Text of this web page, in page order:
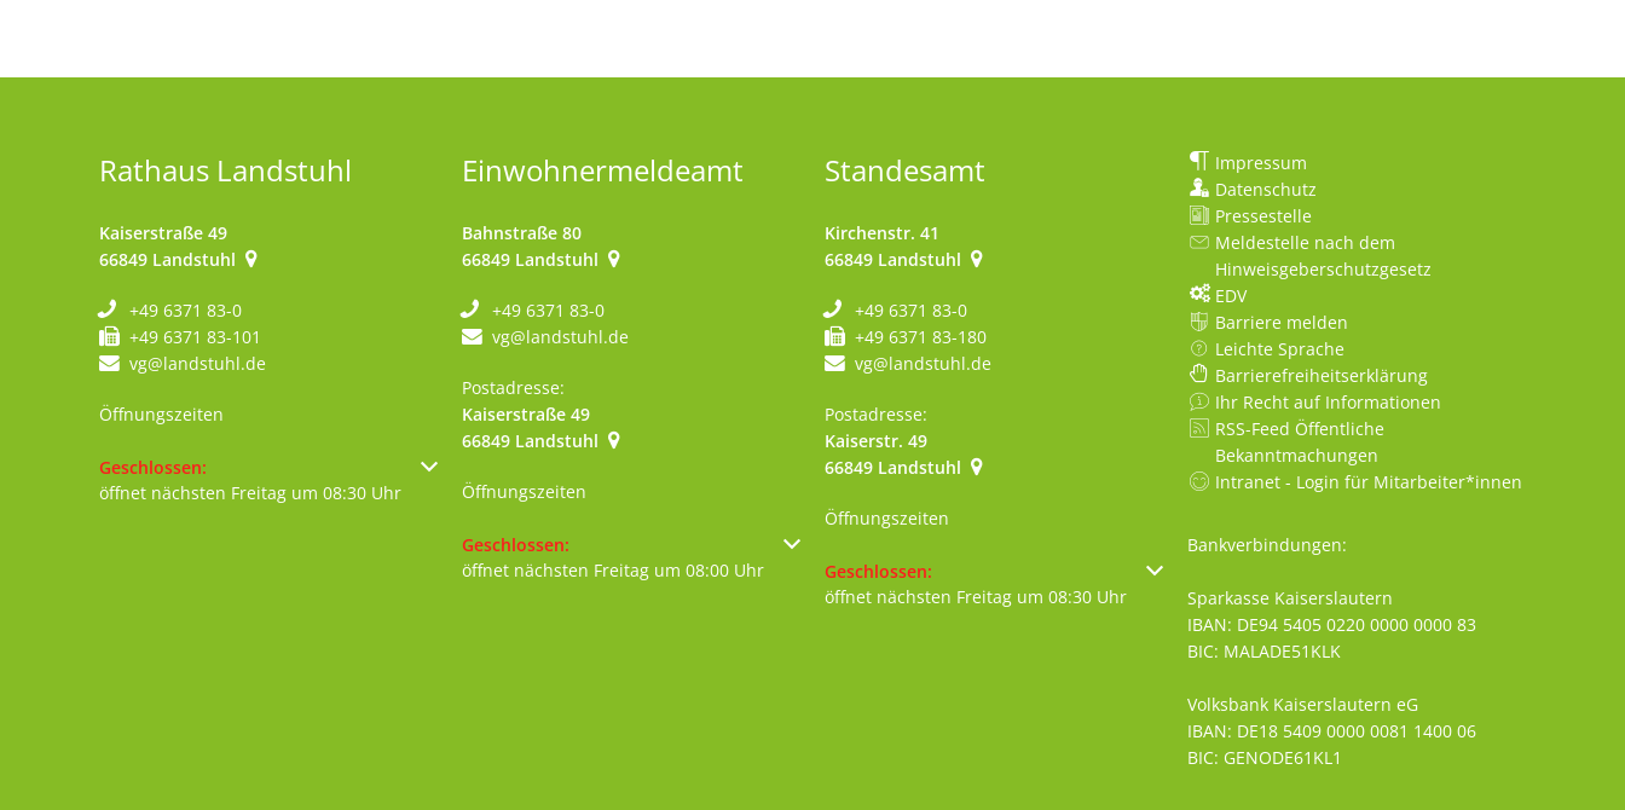
Rathaus Landstuhl
Kaiserstraße 49
66849 Landstuhl
+49 6371 83-0
+49 6371 83-101
vg@landstuhl.de
Öffnungszeiten
Klicken, um weitere Öffnungs- oder Schließzeiten auszublenden
Geschlossen:
öffnet nächsten Freitag um 08:30 Uhr
Einwohnermeldeamt
Bahnstraße 80
66849 Landstuhl
+49 6371 83-0
vg@landstuhl.de
Postadresse:
Kaiserstraße 49
66849 Landstuhl
Öffnungszeiten
Klicken, um weitere Öffnungs- oder Schließzeiten auszublenden
Geschlossen:
öffnet nächsten Freitag um 08:00 Uhr
Standesamt
Kirchenstr. 41
66849 Landstuhl
+49 6371 83-0
+49 6371 83-180
vg@landstuhl.de
Postadresse:
Kaiserstr. 49
66849 Landstuhl
Öffnungszeiten
Klicken, um weitere Öffnungs- oder Schließzeiten auszublenden
Geschlossen:
öffnet nächsten Freitag um 08:30 Uhr
Impressum
Datenschutz
Pressestelle
Meldestelle nach dem
Hinweisgeberschutzgesetz
EDV
Barriere melden
Leichte Sprache
Barrierefreiheitserklärung
Ihr Recht auf Informationen
RSS-Feed Öffentliche
Bekanntmachungen
Intranet - Login für Mitarbeiter*innen
Bankverbindungen:
Sparkasse Kaiserslautern
IBAN: DE94 5405 0220 0000 0000 83
BIC: MALADE51KLK
Volksbank Kaiserslautern eG
IBAN: DE18 5409 0000 0081 1400 06
BIC: GENODE61KL1